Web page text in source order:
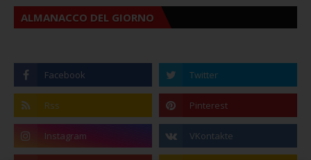
ALMANACCO DEL GIORNO